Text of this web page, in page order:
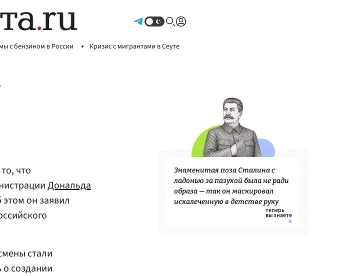
с бензином в России Кризис с мигрантами в Сеуте
что
Дональда
он заявил
стали
о создании
Знаменитая поза Сталина с
ладонью за пазухой была не ради
образа — так он маскировал
искалеченную в детстве руку